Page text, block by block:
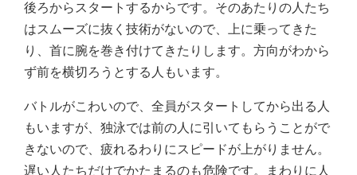
後ろからスタートするからです。そのあたりの人たち
はスムーズに抜く技術がないので、上に乗ってきた
り、首に腕を巻き付けてきたりします。方向がわから
ず前を横切ろうとする人もいます。
バトルがこわいので、全員がスタートしてから出る人
もいますが、独泳では前の人に引いてもらうことがで
きないので、疲れるわりにスピードが上がりません。
遅い人たちだけでかたまるのも危険です。まわりに人